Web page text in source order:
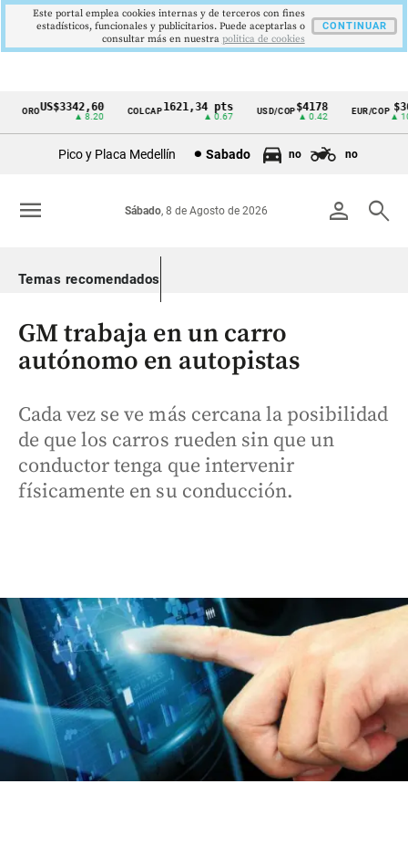
Cintillo
Colombia
OROUS$3342,60
▲ 8.20
COLCAP1621,34 pts
▲ 0.67
USD/COP$4178
▲ 0.42
EUR/COP
▲
Pico y Placa Medellín Sabado no no
person search
Sábado, 8 de Agosto de 2026
menu
Temas recomendados
GM trabaja en un carro
autónomo en autopistas
Cada vez se ve más cercana la posibilidad
de que los carros rueden sin que un
conductor tenga que intervenir
físicamente en su conducción.
Este portal emplea cookies internas y de terceros con fines
estadísticos, funcionales y publicitarios. Puede aceptarlas o
consultar más en nuestra politica de cookies
CONTINUAR